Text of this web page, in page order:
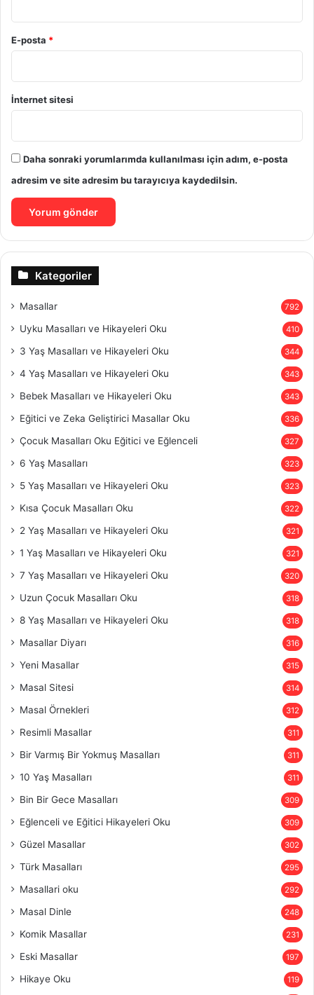
E-posta *
İnternet sitesi
Daha sonraki yorumlarımda kullanılması için adım, e-posta
adresim ve site adresim bu tarayıcıya kaydedilsin.
Kategoriler
Masallar 792
Uyku Masalları ve Hikayeleri Oku 410
3 Yaş Masalları ve Hikayeleri Oku 344
4 Yaş Masalları ve Hikayeleri Oku 343
Bebek Masalları ve Hikayeleri Oku 343
Eğitici ve Zeka Geliştirici Masallar Oku 336
Çocuk Masalları Oku Eğitici ve Eğlenceli 327
6 Yaş Masalları 323
5 Yaş Masalları ve Hikayeleri Oku 323
Kısa Çocuk Masalları Oku 322
2 Yaş Masalları ve Hikayeleri Oku 321
1 Yaş Masalları ve Hikayeleri Oku 321
7 Yaş Masalları ve Hikayeleri Oku 320
Uzun Çocuk Masalları Oku 318
8 Yaş Masalları ve Hikayeleri Oku 318
Masallar Diyarı 316
Yeni Masallar 315
Masal Sitesi 314
Masal Örnekleri 312
Resimli Masallar 311
Bir Varmış Bir Yokmuş Masalları 311
10 Yaş Masalları 311
Bin Bir Gece Masalları 309
Eğlenceli ve Eğitici Hikayeleri Oku 309
Güzel Masallar 302
Türk Masalları 295
Masallari oku 292
Masal Dinle 248
Komik Masallar 231
Eski Masallar 197
Hikaye Oku 119